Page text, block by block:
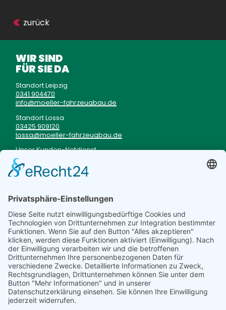
zurück
WIR SIND
FÜR SIE DA
Standort Leipzig
0341 904470
info
moeller-fahrzeugbau de
Standort Lossa
03425 909120
lossa
moeller-fahrzeugbau de
Unser Kunden-Notdienst
im Fall einer Panne
0177 3333199
TRUCKSTOP
BISTRO
Mo - Fr von 06 - 20 Uhr
Sa von 06 - 12 Uhr
Speiseplan
WIR STELLEN
UNS VOR